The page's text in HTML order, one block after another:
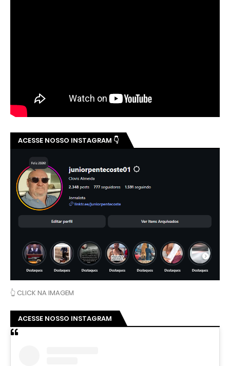
ACESSE NOSSO INSTAGRAM 👇
👆 CLICK NA IMAGEM
ACESSE NOSSO INSTAGRAM